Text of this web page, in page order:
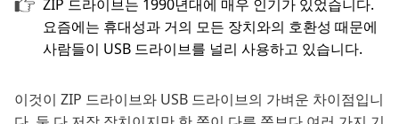
ZIP 드라이브는 1990년대에 매우 인기가 있었습니다.
요즘에는 휴대성과 거의 모든 장치와의 호환성 때문에
사람들이 USB 드라이브를 널리 사용하고 있습니다.
이것이 ZIP 드라이브와 USB 드라이브의 가벼운 차이점입니